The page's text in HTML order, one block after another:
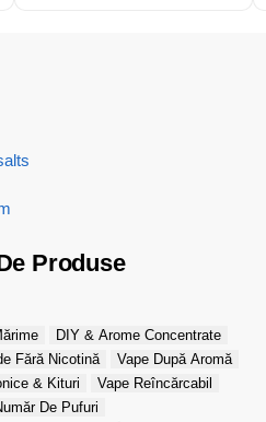
Produse
DIY & Arome Concentrate
Fără Nicotină
Vape După Aromă
& Kituri
Vape Reîncărcabil
De Pufuri